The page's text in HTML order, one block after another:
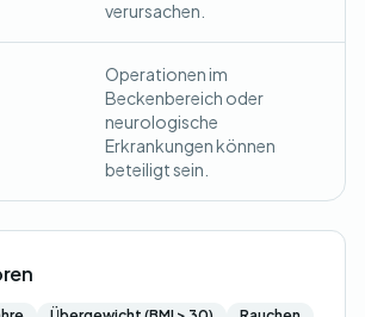
verursachen.
Operationen im
Beckenbereich oder
neurologische
Erkrankungen können
beteiligt sein.